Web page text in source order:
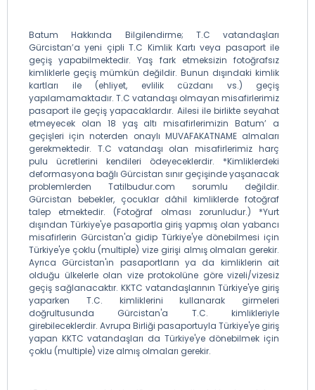
Batum Hakkında Bilgilendirme; T.C vatandaşları
Gürcistan’a yeni çipli T.C Kimlik Kartı veya pasaport ile
geçiş yapabilmektedir. Yaş fark etmeksizin fotoğrafsız
kimliklerle geçiş mümkün değildir. Bunun dışındaki kimlik
kartları ile (ehliyet, evlilik cüzdanı vs.) geçiş
yapılamamaktadır. T.C vatandaşı olmayan misafirlerimiz
pasaport ile geçiş yapacaklardır. Ailesi ile birlikte seyahat
etmeyecek olan 18 yaş altı misafirlerimizin Batum’ a
geçişleri için noterden onaylı MUVAFAKATNAME almaları
gerekmektedir. T.C vatandaşı olan misafirlerimiz harç
pulu ücretlerini kendileri ödeyeceklerdir. *Kimliklerdeki
deformasyona bağlı Gürcistan sınır geçişinde yaşanacak
problemlerden Tatilbudur.com sorumlu değildir.
Gürcistan bebekler, çocuklar dâhil kimliklerde fotoğraf
talep etmektedir. (Fotoğraf olması zorunludur.) *Yurt
dışından Türkiye'ye pasaportla giriş yapmış olan yabancı
misafirlerin Gürcistan'a gidip Türkiye'ye dönebilmesi için
Türkiye'ye çoklu (multiple) vize girişi almış olmaları gerekir.
Ayrıca Gürcistan'ın pasaportların ya da kimliklerin ait
olduğu ülkelerle olan vize protokolüne göre vizeli/vizesiz
geçiş sağlanacaktır. KKTC vatandaşlarının Türkiye'ye giriş
yaparken T.C. kimliklerini kullanarak girmeleri
doğrultusunda Gürcistan'a T.C. kimlikleriyle
girebileceklerdir. Avrupa Birliği pasaportuyla Türkiye'ye giriş
yapan KKTC vatandaşları da Türkiye'ye dönebilmek için
çoklu (multiple) vize almış olmaları gerekir.